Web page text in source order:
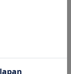
にて開催の展
一瞬の喜びや
とつのきっかけ
でもあり願い